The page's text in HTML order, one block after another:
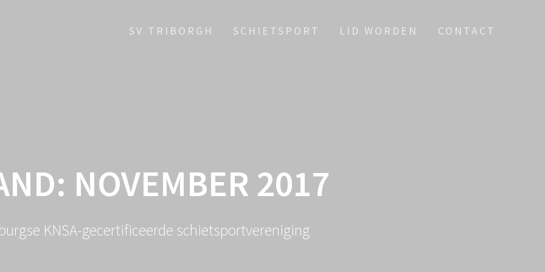
SV TRIBORGH SCHIETSPORT LID WORDEN CONTACT
NOVEMBER 2017
KNSA-gecertificeerde schietsportvereniging